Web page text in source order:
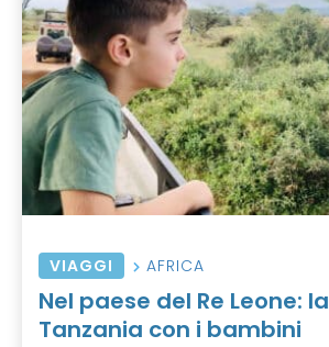
VIAGGI AFRICA
Nel paese del Re Leone: la
Tanzania con i bambini